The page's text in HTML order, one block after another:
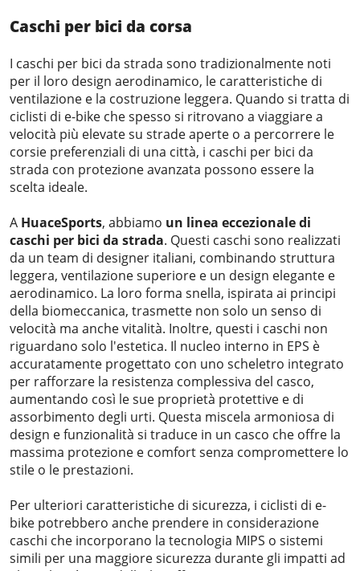
Caschi per bici da corsa
I caschi per bici da strada sono tradizionalmente noti
per il loro design aerodinamico, le caratteristiche di
ventilazione e la costruzione leggera. Quando si tratta di
ciclisti di e-bike che spesso si ritrovano a viaggiare a
velocità più elevate su strade aperte o a percorrere le
corsie preferenziali di una città, i caschi per bici da
strada con protezione avanzata possono essere la
scelta ideale.
A HuaceSports, abbiamo un linea eccezionale di
caschi per bici da strada. Questi caschi sono realizzati
da un team di designer italiani, combinando struttura
leggera, ventilazione superiore e un design elegante e
aerodinamico. La loro forma snella, ispirata ai principi
della biomeccanica, trasmette non solo un senso di
velocità ma anche vitalità. Inoltre, questi i caschi non
riguardano solo l'estetica. Il nucleo interno in EPS è
accuratamente progettato con uno scheletro integrato
per rafforzare la resistenza complessiva del casco,
aumentando così le sue proprietà protettive e di
assorbimento degli urti. Questa miscela armoniosa di
design e funzionalità si traduce in un casco che offre la
massima protezione e comfort senza compromettere lo
stile o le prestazioni.
Per ulteriori caratteristiche di sicurezza, i ciclisti di e-
bike potrebbero anche prendere in considerazione
caschi che incorporano la tecnologia MIPS o sistemi
simili per una maggiore sicurezza durante gli impatti ad